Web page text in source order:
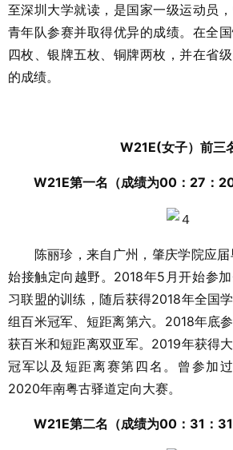
至深圳大学就读，是国家一级运动员
青年队参赛并取得优异的成绩。在全
四枚、银牌五枚、铜牌两枚，并在省
的成绩。
W21E(女子）前三
W21E第一名（成绩为00：27：
陈丽珍，来自广州，肇庆学院应届
始接触定向越野。2018年5月开始参
习联盟的训练，随后获得2018年全国
组百米冠军、短距离第六。2018年底
获百米和短距离双亚军。2019年获得
冠军以及短距离赛第四名。曾参加过
2020年南粤古驿道定向大赛。
W21E第二名（成绩为00：31：